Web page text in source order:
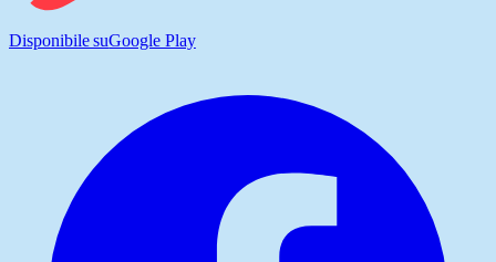
Disponibile suGoogle Play